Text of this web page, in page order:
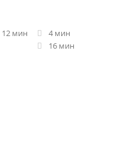
12 мин
4 мин
16 мин